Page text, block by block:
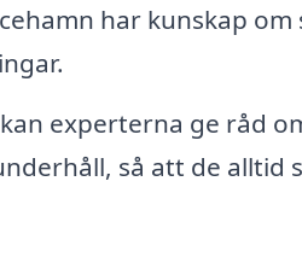
har kunskap om
experterna ge råd
så att de alltid